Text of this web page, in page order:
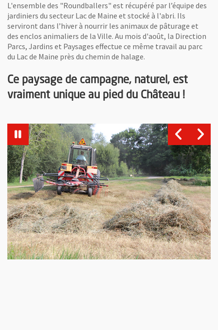
L'ensemble des "Roundballers" est récupéré par l’équipe des
jardiniers du secteur Lac de Maine et stocké à l'abri. Ils
serviront dans l’hiver à nourrir les animaux de pâturage et
des enclos animaliers de la Ville. Au mois d'août, la Direction
Parcs, Jardins et Paysages effectue ce même travail au parc
du Lac de Maine près du chemin de halage.
Ce paysage de campagne, naturel, est
vraiment unique au pied du Château !